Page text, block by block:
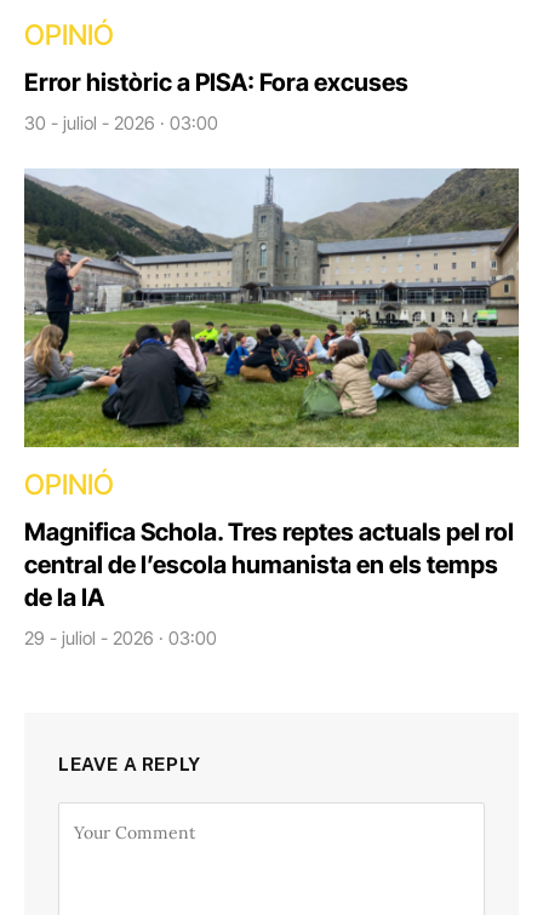
OPINIÓ
Error històric a PISA: Fora excuses
30 - juliol - 2026 · 03:00
OPINIÓ
Magnifica Schola. Tres reptes actuals pel rol
central de l’escola humanista en els temps
de la IA
29 - juliol - 2026 · 03:00
LEAVE A REPLY